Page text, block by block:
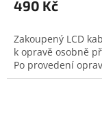
490 Kč
Zakoupený LCD
k opravě osobně
Po provedení